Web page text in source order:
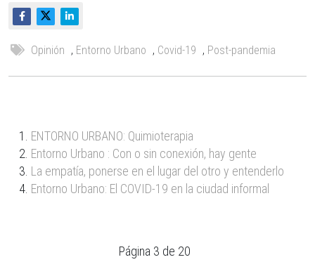
Opinión , Entorno Urbano , Covid-19 , Post-pandemia
ENTORNO URBANO: Quimioterapia
Entorno Urbano : Con o sin conexión, hay gente
La empatía, ponerse en el lugar del otro y entenderlo
Entorno Urbano: El COVID-19 en la ciudad informal
Página 3 de 20